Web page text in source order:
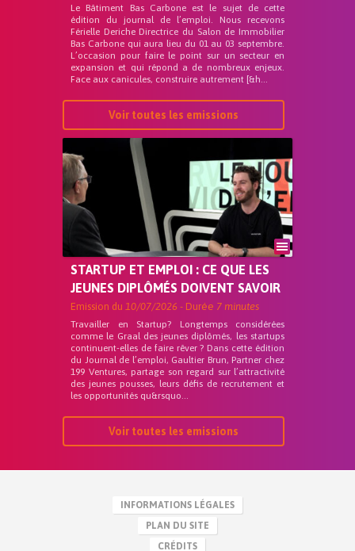
Le Bâtiment Bas Carbone est le sujet de cette
édition du journal de l’emploi. Nous recevons
Férielle Deriche Directrice du Salon de Immobilier
Bas Carbone qui aura lieu du 01 au 03 septembre.
L’occasion pour faire le point sur un secteur en
expansion et qui répond a de nombreux enjeux.
Face aux canicules, construire autrement [&h...
Voir toutes les emissions
STARTUP ET EMPLOI : CE QUE LES
JEUNES DIPLÔMÉS DOIVENT SAVOIR
Emission du 10/07/2026 - Durée 7 minutes
Travailler en Startup? Longtemps considérées
comme le Graal des jeunes diplômés, les startups
continuent-elles de faire rêver ? Dans cette édition
du Journal de l’emploi, Gaultier Brun, Partner chez
199 Ventures, partage son regard sur l’attractivité
des jeunes pousses, leurs défis de recrutement et
les opportunités qu&rsquo...
Voir toutes les emissions
INFORMATIONS LÉGALES
PLAN DU SITE
CRÉDITS